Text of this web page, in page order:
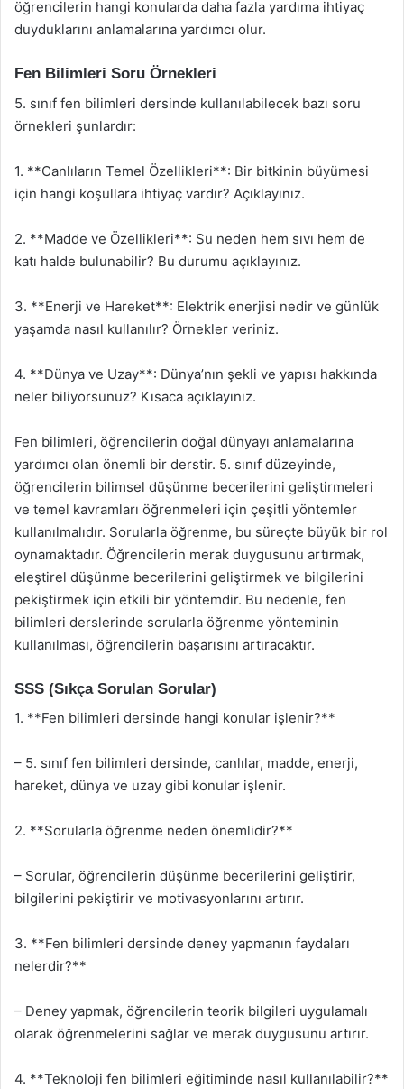
öğrencilerin hangi konularda daha fazla yardıma ihtiyaç
duyduklarını anlamalarına yardımcı olur.
Fen Bilimleri Soru Örnekleri
5. sınıf fen bilimleri dersinde kullanılabilecek bazı soru
örnekleri şunlardır:
1. **Canlıların Temel Özellikleri**: Bir bitkinin büyümesi
için hangi koşullara ihtiyaç vardır? Açıklayınız.
2. **Madde ve Özellikleri**: Su neden hem sıvı hem de
katı halde bulunabilir? Bu durumu açıklayınız.
3. **Enerji ve Hareket**: Elektrik enerjisi nedir ve günlük
yaşamda nasıl kullanılır? Örnekler veriniz.
4. **Dünya ve Uzay**: Dünya’nın şekli ve yapısı hakkında
neler biliyorsunuz? Kısaca açıklayınız.
Fen bilimleri, öğrencilerin doğal dünyayı anlamalarına
yardımcı olan önemli bir derstir. 5. sınıf düzeyinde,
öğrencilerin bilimsel düşünme becerilerini geliştirmeleri
ve temel kavramları öğrenmeleri için çeşitli yöntemler
kullanılmalıdır. Sorularla öğrenme, bu süreçte büyük bir rol
oynamaktadır. Öğrencilerin merak duygusunu artırmak,
eleştirel düşünme becerilerini geliştirmek ve bilgilerini
pekiştirmek için etkili bir yöntemdir. Bu nedenle, fen
bilimleri derslerinde sorularla öğrenme yönteminin
kullanılması, öğrencilerin başarısını artıracaktır.
SSS (Sıkça Sorulan Sorular)
1. **Fen bilimleri dersinde hangi konular işlenir?**
– 5. sınıf fen bilimleri dersinde, canlılar, madde, enerji,
hareket, dünya ve uzay gibi konular işlenir.
2. **Sorularla öğrenme neden önemlidir?**
– Sorular, öğrencilerin düşünme becerilerini geliştirir,
bilgilerini pekiştirir ve motivasyonlarını artırır.
3. **Fen bilimleri dersinde deney yapmanın faydaları
nelerdir?**
– Deney yapmak, öğrencilerin teorik bilgileri uygulamalı
olarak öğrenmelerini sağlar ve merak duygusunu artırır.
4. **Teknoloji fen bilimleri eğitiminde nasıl kullanılabilir?**